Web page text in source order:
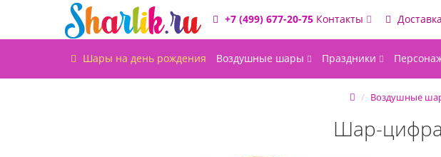
+7 (499) 677-20-75 Контакты Доставка
Шары на день рождения Воздушные шары Праздники
Воздушные
Шар-